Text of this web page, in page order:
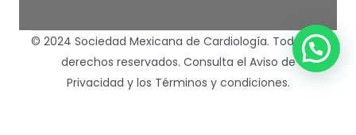
© 2024 Sociedad Mexicana de Cardiología. Todos los
derechos reservados. Consulta el Aviso de
Privacidad y los Términos y condiciones.